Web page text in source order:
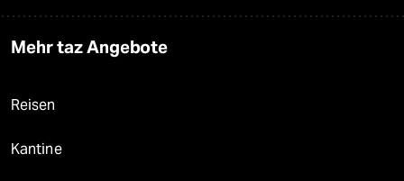
Mehr taz Angebote
Reisen
Kantine